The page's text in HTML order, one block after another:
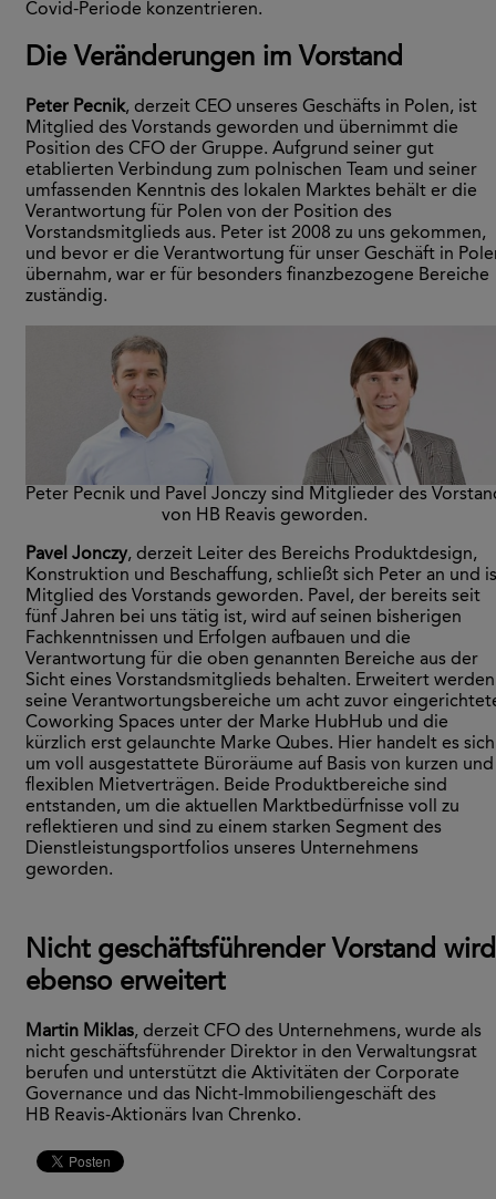
Covid-Periode konzentrieren.
Die Veränderungen im Vorstand
Peter Pecnik, derzeit CEO unseres Geschäfts in Polen, ist
Mitglied des Vorstands geworden und übernimmt die
Position des CFO der Gruppe. Aufgrund seiner gut
etablierten Verbindung zum polnischen Team und seiner
umfassenden Kenntnis des lokalen Marktes behält er die
Verantwortung für Polen von der Position des
Vorstandsmitglieds aus. Peter ist 2008 zu uns gekommen,
und bevor er die Verantwortung für unser Geschäft in
übernahm, war er für besonders finanzbezogene Bereiche
zuständig.
Peter Pecnik und Pavel Jonczy sind Mitglieder des
von HB Reavis geworden.
Pavel Jonczy, derzeit Leiter des Bereichs Produktdesign,
Konstruktion und Beschaffung, schließt sich Peter an und
Mitglied des Vorstands geworden. Pavel, der bereits seit
fünf Jahren bei uns tätig ist, wird auf seinen bisherigen
Fachkenntnissen und Erfolgen aufbauen und die
Verantwortung für die oben genannten Bereiche aus der
Sicht eines Vorstandsmitglieds behalten. Erweitert werden
seine Verantwortungsbereiche um acht zuvor
Coworking Spaces unter der Marke HubHub und die
kürzlich erst gelaunchte Marke Qubes. Hier handelt es sich
um voll ausgestattete Büroräume auf Basis von kurzen und
flexiblen Mietverträgen. Beide Produktbereiche sind
entstanden, um die aktuellen Marktbedürfnisse voll zu
reflektieren und sind zu einem starken Segment des
Dienstleistungsportfolios unseres Unternehmens
geworden.
Nicht geschäftsführender Vorstand wird
ebenso erweitert
Martin Miklas, derzeit CFO des Unternehmens, wurde als
nicht geschäftsführender Direktor in den Verwaltungsrat
berufen und unterstützt die Aktivitäten der Corporate
Governance und das Nicht-Immobiliengeschäft des
HB Reavis-Aktionärs Ivan Chrenko.